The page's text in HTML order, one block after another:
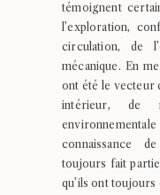
témoignent
l’exploration,
circulation, de
mécanique. En
ont été le vecteur
intérieur, de
connaissance
toujours fait
qu’ils ont toujours